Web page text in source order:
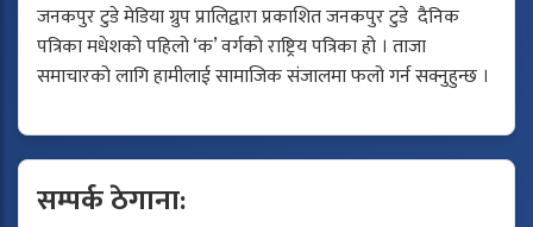
जनकपुर टुडे मेडिया ग्रुप प्रालिद्वारा प्रकाशित जनकपुर टुडे दैनिक
पत्रिका मधेशको पहिलो ‘क’ वर्गको राष्ट्रिय पत्रिका हो । ताजा
समाचारको लागि हामीलाई सामाजिक संजालमा फलो गर्न सक्नुहुन्छ ।
सम्पर्क ठेगाना: